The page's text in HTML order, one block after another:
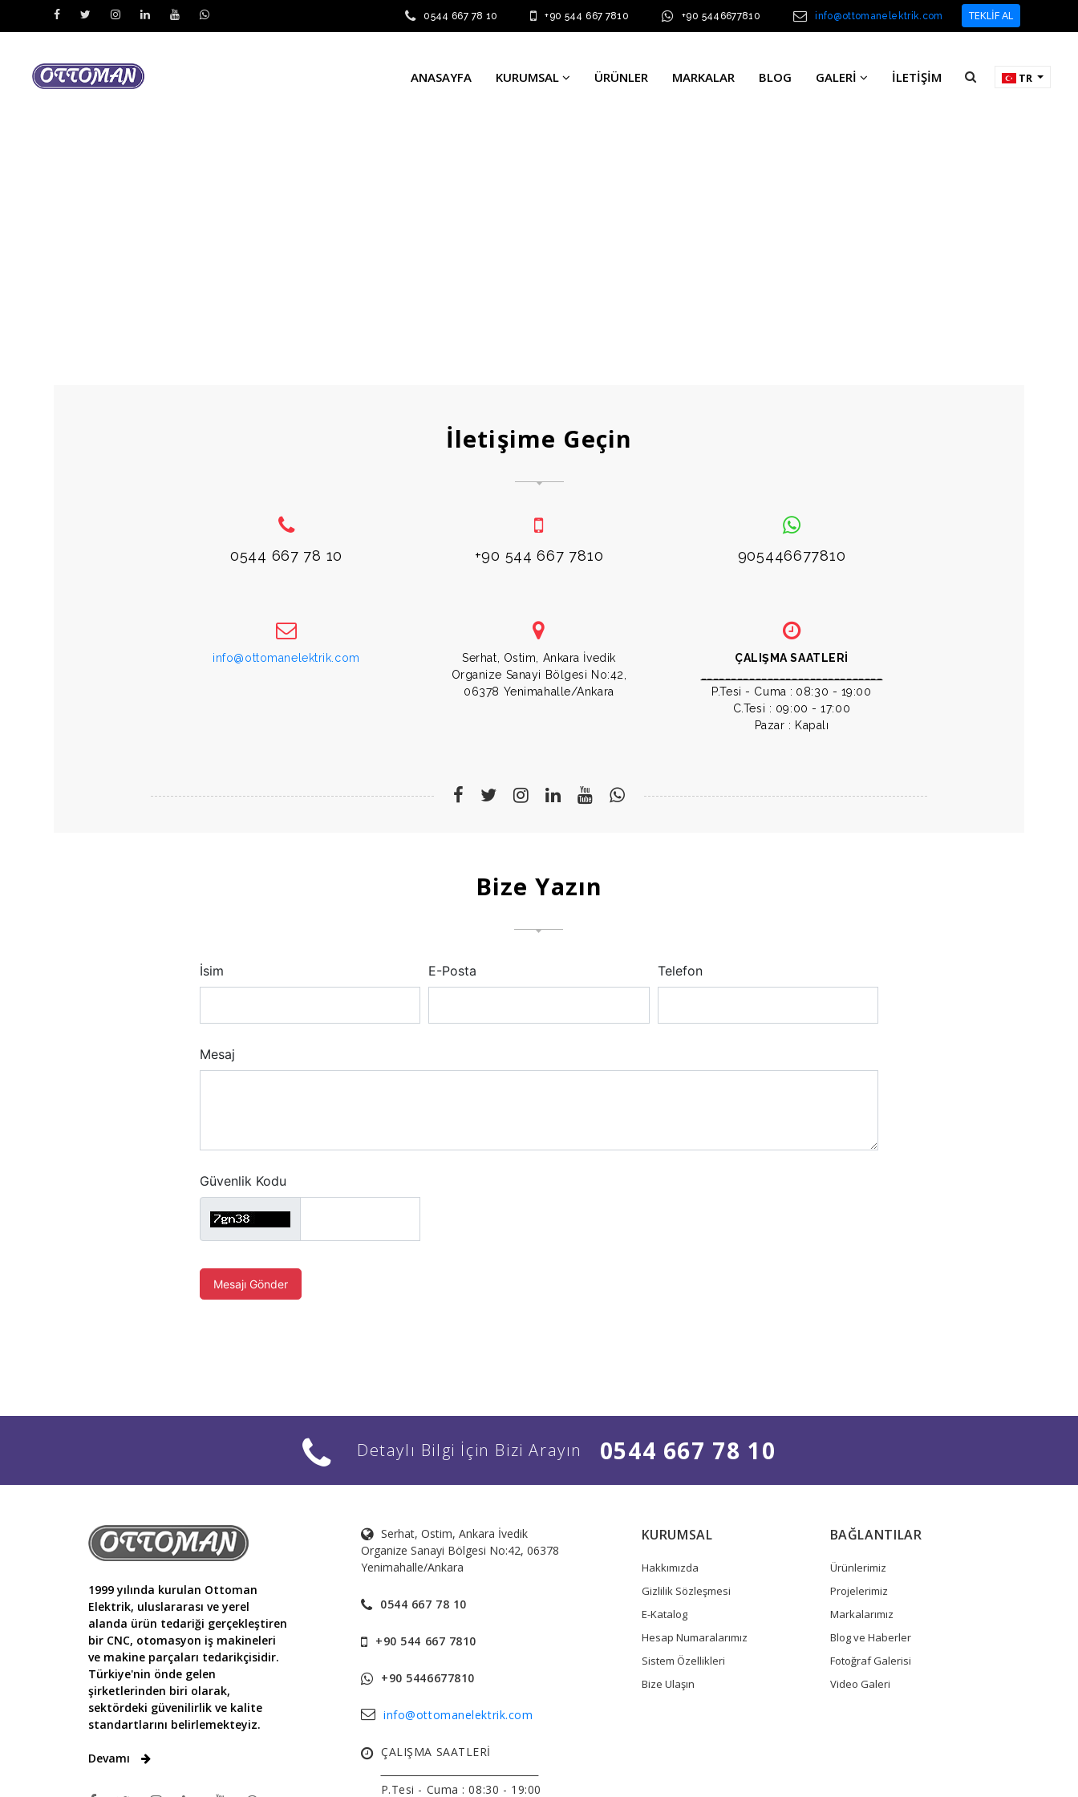
0544 667 78 10 +90 544 667 7810 +90 5446677810 info@ottomanelektrik.com TEKLİF AL
ANASAYFA KURUMSAL ÜRÜNLER MARKALAR BLOG GALERI İLETIŞIM TR
İletişime Geçin
0544 667 78 10 +90 544 667 7810 905446677810
info@ottomanelektrik.com
Serhat, Ostim, Ankara İvedik
Organize Sanayi Bölgesi No:42,
06378 Yenimahalle/Ankara
ÇALIŞMA SAATLERİ
P.Tesi - Cuma : 08:30 - 19:00
C.Tesi : 09:00 - 17:00
Pazar : Kapalı
Bize Yazın
İsim E-Posta Telefon
Mesaj
Güvenlik Kodu
Mesajı Gönder
Detaylı Bilgi İçin Bizi Arayın 0544 667 78 10
1999 yılında kurulan Ottoman
Elektrik, uluslararası ve yerel
alanda ürün tedariği gerçekleştiren
bir CNC, otomasyon iş makineleri
ve makine parçaları tedarikçisidir.
Türkiye'nin önde gelen
şirketlerinden biri olarak,
sektördeki güvenilirlik ve kalite
standartlarını belirlemekteyiz.
Devamı
Serhat, Ostim, Ankara İvedik
Organize Sanayi Bölgesi No:42, 06378
Yenimahalle/Ankara
0544 667 78 10
+90 544 667 7810
+90 5446677810
info@ottomanelektrik.com
ÇALIŞMA SAATLERİ
P.Tesi - Cuma : 08:30 - 19:00
KURUMSAL
Hakkımızda
Gizlilik Sözleşmesi
E-Katalog
Hesap Numaralarımız
Sistem Özellikleri
Bize Ulaşın
BAĞLANTILAR
Ürünlerimiz
Projelerimiz
Markalarımız
Blog ve Haberler
Fotoğraf Galerisi
Video Galeri